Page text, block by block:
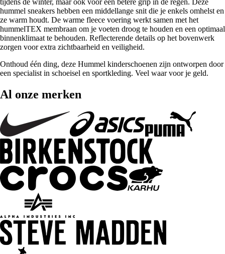
tijdens de winter, maar ook voor een betere grip in de regen. Deze
hummel sneakers hebben een middellange snit die je enkels omhelst en
ze warm houdt. De warme fleece voering werkt samen met het
hummelTEX membraan om je voeten droog te houden en een optimaal
binnenklimaat te behouden. Reflecterende details op het bovenwerk
zorgen voor extra zichtbaarheid en veiligheid.
Onthoud één ding, deze Hummel kinderschoenen zijn ontworpen door
een specialist in schoeisel en sportkleding. Veel waar voor je geld.
Al onze merken